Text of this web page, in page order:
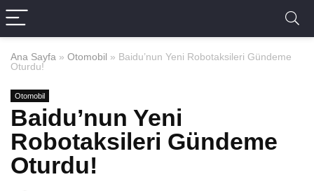
Ana Sayfa » Otomobil » Baidu’nun Yeni Robotaksileri Gündeme
Oturdu!
Otomobil
Baidu’nun Yeni
Robotaksileri Gündeme
Oturdu!